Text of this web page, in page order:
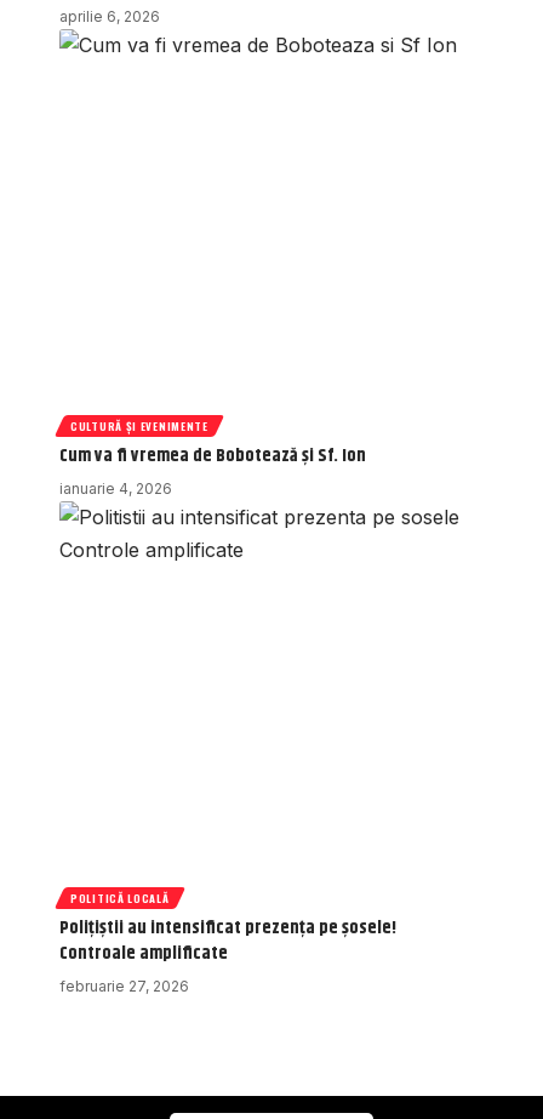
aprilie 6, 2026
CULTURĂ ȘI EVENIMENTE
Cum va fi vremea de Bobotează și Sf. Ion
ianuarie 4, 2026
POLITICĂ LOCALĂ
Polițiștii au intensificat prezența pe șosele!
Controale amplificate
februarie 27, 2026